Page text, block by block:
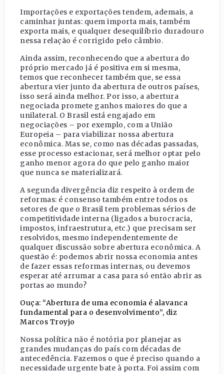
Importações e exportações tendem, ademais, a
caminhar juntas: quem importa mais, também
exporta mais, e qualquer desequilíbrio duradouro
nessa relação é corrigido pelo câmbio.
Ainda assim, reconhecendo que a abertura do
próprio mercado já é positiva em si mesma,
temos que reconhecer também que, se essa
abertura vier junto da abertura de outros países,
isso será ainda melhor. Por isso, a abertura
negociada promete ganhos maiores do que a
unilateral. O Brasil está engajado em
negociações – por exemplo, com a União
Europeia – para viabilizar nossa abertura
econômica. Mas se, como nas décadas passadas,
esse processo estacionar, será melhor optar pelo
ganho menor agora do que pelo ganho maior
que nunca se materializará.
A segunda divergência diz respeito à ordem de
reformas: é consenso também entre todos os
setores de que o Brasil tem problemas sérios de
competitividade interna (ligados a burocracia,
impostos, infraestrutura, etc.) que precisam ser
resolvidos, mesmo independentemente de
qualquer discussão sobre abertura econômica. A
questão é: podemos abrir nossa economia antes
de fazer essas reformas internas, ou devemos
esperar até arrumar a casa para só então abrir as
portas ao mundo?
Ouça: “Abertura de uma economia é alavanca
fundamental para o desenvolvimento”, diz
Marcos Troyjo
Nossa política não é notória por planejar as
grandes mudanças do país com décadas de
antecedência. Fazemos o que é preciso quando a
necessidade urgente bate à porta. Foi assim com